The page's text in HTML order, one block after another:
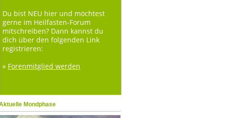
Du bist NEU hier und möchtest
gerne im Heilfasten-Forum
mitschreiben? Dann kannst du
dich über den folgenden Link
registrieren:
» Forenmitglied werden
Mondphase